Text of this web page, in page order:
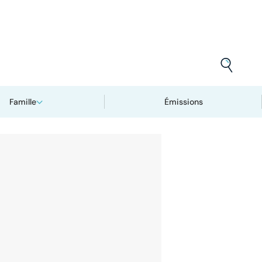
Famille Émissions